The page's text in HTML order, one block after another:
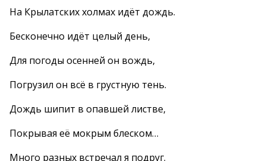
На Крылатских холмах идёт дождь.
Бесконечно идёт целый день,
Для погоды осенней он вождь,
Погрузил он всё в грустную тень.
Дождь шипит в опавшей листве,
Покрывая её мокрым блеском…
Много разных встречал я подруг.